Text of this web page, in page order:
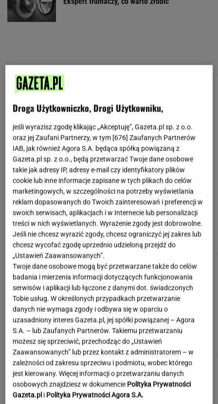
Nadciąga OKI. Będzie weto Nawrockiego?
Domański reaguje
Damięcka dosadnie komentuje upały w
Polsce. "Zasłużyliście"
Quiz wiedzy ogólnej prawda/fałsz. Odróżnisz
fakty od mitów?
To jeden z najczęstszych błędów przed
zagranicznym wyjazdem. O tym wiele osób
zapomina
MATERIAŁ PROMOCYJNY
Droga Użytkowniczko, Drogi Użytkowniku,
jeśli wyrazisz zgodę klikając „Akceptuję”, Gazeta.pl sp. z o.o.
oraz jej Zaufani Partnerzy, w tym [676] Zaufanych Partnerów
IAB, jak również Agora S.A. będąca spółką powiązaną z
Gazeta.pl sp. z o.o., będą przetwarzać Twoje dane osobowe
takie jak adresy IP, adresy e-mail czy identyfikatory plików
cookie lub inne informacje zapisane w tych plikach do celów
marketingowych, w szczególności na potrzeby wyświetlania
reklam dopasowanych do Twoich zainteresowań i preferencji w
swoich serwisach, aplikacjach i w Internecie lub personalizacji
treści w nich wyświetlanych. Wyrażenie zgody jest dobrowolne.
Jeśli nie chcesz wyrazić zgody, chcesz ograniczyć jej zakres lub
chcesz wycofać zgodę uprzednio udzieloną przejdź do
„Ustawień Zaawansowanych”.
Twoje dane osobowe mogą być przetwarzane także do celów
badania i mierzenia informacji dotyczących funkcjonowania
serwisów i aplikacji lub łączone z danymi dot. świadczonych
Tobie usług. W określonych przypadkach przetwarzanie
danych nie wymaga zgody i odbywa się w oparciu o
uzasadniony interes Gazeta.pl, jej spółki powiązanej – Agora
S.A. – lub Zaufanych Partnerów. Takiemu przetwarzaniu
możesz się sprzeciwić, przechodząc do „Ustawień
Zaawansowanych” lub przez kontakt z administratorem – w
zależności od zakresu sprzeciwu i podmiotu, wobec którego
jest kierowany. Więcej informacji o przetwarzaniu danych
osobowych znajdziesz w dokumencie Polityka Prywatności
Gazeta.pl i Polityka Prywatności Agora S.A.